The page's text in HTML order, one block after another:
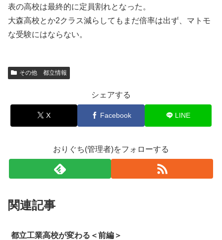
表の高校は最終的に定員割れとなった。
大森高校とか2クラス減らしてもまだ倍率は出ず、マトモ
な受験にはならない。
その他 都立情報
シェアする
X Facebook LINE
おりぐち(管理者)をフォローする
関連記事
都立工業高校が変わる＜前編＞